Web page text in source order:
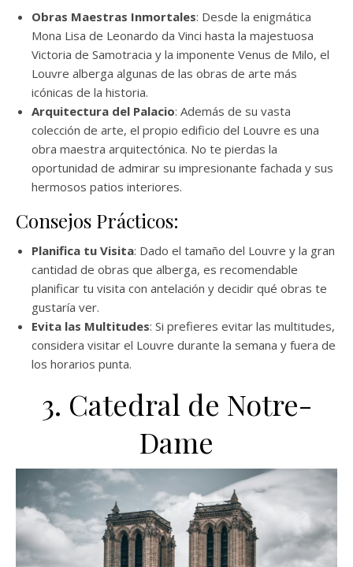
Obras Maestras Inmortales: Desde la enigmática
Mona Lisa de Leonardo da Vinci hasta la majestuosa
Victoria de Samotracia y la imponente Venus de Milo, el
Louvre alberga algunas de las obras de arte más
icónicas de la historia.
Arquitectura del Palacio: Además de su vasta
colección de arte, el propio edificio del Louvre es una
obra maestra arquitectónica. No te pierdas la
oportunidad de admirar su impresionante fachada y sus
hermosos patios interiores.
Consejos Prácticos:
Planifica tu Visita: Dado el tamaño del Louvre y la gran
cantidad de obras que alberga, es recomendable
planificar tu visita con antelación y decidir qué obras te
gustaría ver.
Evita las Multitudes: Si prefieres evitar las multitudes,
considera visitar el Louvre durante la semana y fuera de
los horarios punta.
3. Catedral de Notre-
Dame